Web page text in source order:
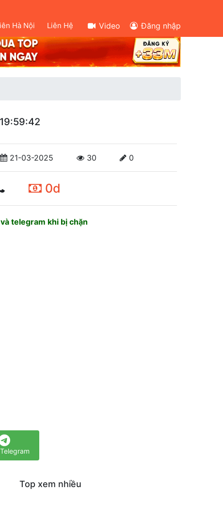
Hà Nội Liên Hệ Video Đăng nhập
21-03-2025 30 0
0d
telegram khi bị chặn
Top xem nhiều